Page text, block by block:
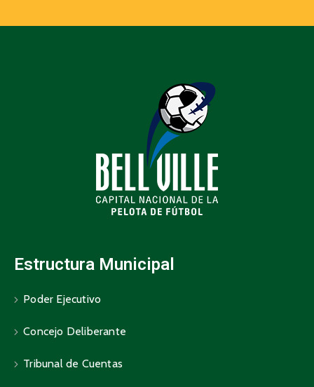
Estructura Municipal
Poder Ejecutivo
Concejo Deliberante
Tribunal de Cuentas